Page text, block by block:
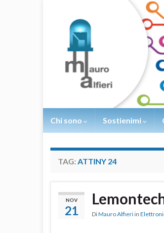
Chi sono Sostienimi
TAG: ATTINY 24
NOV
21 DiMauro Alfieri in